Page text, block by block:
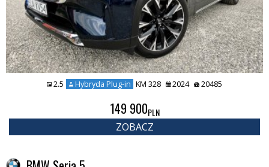
2.5 Hybryda Plug-in KM 328 2024 20485
149 900PLN
ZOBACZ